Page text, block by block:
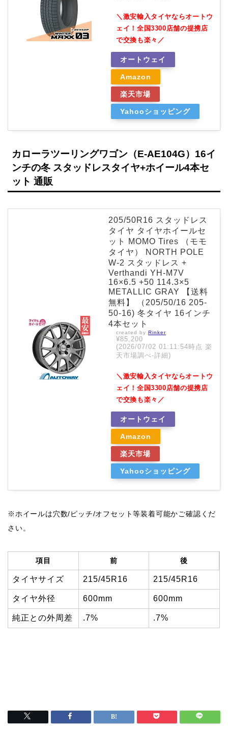
＼激安輸入タイヤならオートウ
ェイ！全国3300店舗の提携店
で交換も楽々／
オートウェイ
Amazon
楽天市場
Yahooショッピング
カローラツーリングワゴン（E-AE104G）16イ
ンチの冬 スタッドレスタイヤ+ホイール4本セ
ット 通販
205/50R16 スタッドレス
タイヤ タイヤホイールセ
ット MOMO Tires （モモ
タイヤ） NORTH POLE
W-2 スタッドレス +
Verthandi YH-M7V
16×6.5 +50 114.3×5
METALLIC GRAY 【送料
無料】 （205/50/16 205-
50-16) 冬タイヤ 16インチ
4本セット
created by Rinker
¥85,200
(2026/07/02 01:11:54時点 楽
天市場調べ-詳細)
＼激安輸入タイヤならオートウ
ェイ！全国3300店舗の提携店
で交換も楽々／
オートウェイ
Amazon
楽天市場
Yahooショッピング
※ホイールは穴数/ピッチ/オフセット等装着可能かご確認くだ
さい。
項目 前 後
タイヤサイズ 215/45R16 215/45R16
タイヤ外径 600mm 600mm
純正との外周差 .7% .7%